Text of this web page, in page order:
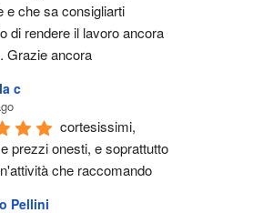
e che sa consigliarti
di rendere il lavoro ancora
Grazie ancora
c
cortesissimi,
prezzi onesti, e soprattutto
che raccomando
Pellini